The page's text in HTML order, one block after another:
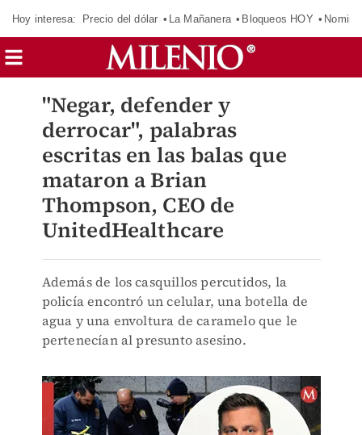
Hoy interesa: Precio del dólar La Mañanera Bloqueos HOY
"Negar, defender y
derrocar", palabras
escritas en las balas que
mataron a Brian
Thompson, CEO de
UnitedHealthcare
Además de los casquillos percutidos, la
policía encontró un celular, una botella de
agua y una envoltura de caramelo que le
pertenecían al presunto asesino.